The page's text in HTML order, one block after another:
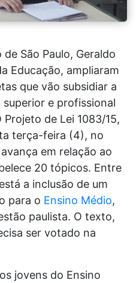
São Paulo, Geraldo
Educação, ampliaram
que vão subsidiar a
e profissional
de Lei 1083/15,
terça-feira (4), no
em relação ao
20 tópicos. Entre
a inclusão de um
para o Ensino Médio,
paulista. O texto,
ser votado na
jovens do Ensino